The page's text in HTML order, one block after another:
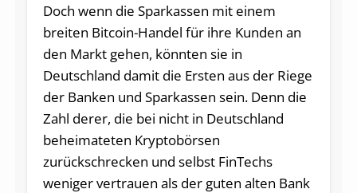
Doch wenn die Sparkassen mit einem
breiten Bitcoin-Handel für ihre Kunden an
den Markt gehen, könnten sie in
Deutschland damit die Ersten aus der Riege
der Banken und Sparkassen sein. Denn die
Zahl derer, die bei nicht in Deutschland
beheimateten Kryptobörsen
zurückschrecken und selbst FinTechs
weniger vertrauen als der guten alten Bank